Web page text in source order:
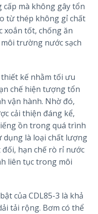
mà không gây tổn
từ thép không gỉ chất
xoắn tốt, chống ăn
trường nước sạch
kế nhằm tối ưu
chế hiện tượng tổn
vận hành. Nhờ đó,
cải thiện đáng kể,
ồn trong quá trình
dụng là loại chất lượng
hạn chế rò rỉ nước
liên tục trong môi
của CDL85-3 là khả
tải rộng. Bơm có thể